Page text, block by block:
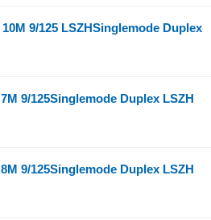
9/125 LSZHSinglemode Duplex
9/125Singlemode Duplex LSZH
9/125Singlemode Duplex LSZH